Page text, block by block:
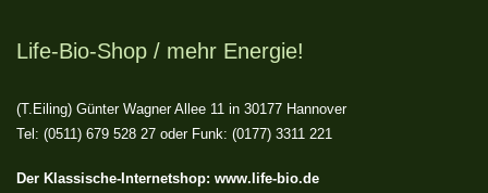
Life-Bio-Shop / mehr Energie!
(T.Eiling) Günter Wagner Allee 11 in 30177 Hannover
Tel: (0511) 679 528 27 oder Funk: (0177) 3311 221
Der Klassische-Internetshop: www.life-bio.de